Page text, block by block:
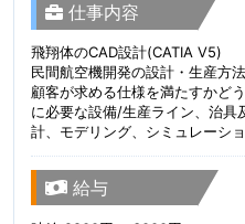
仕事内容
飛翔体のCAD設計(CATIA V5)
民間航空機開発の設計・生産方
顧客が求める仕様を満たすかど
に必要な設備/生産ライン、治
計、モデリング、シミュレーシ
給与